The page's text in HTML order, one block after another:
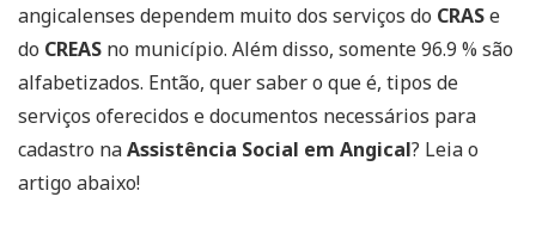
angicalenses dependem muito dos serviços do CRASe
do CREAS no município. Além disso, somente 96.9 % são
alfabetizados. Então, quer saber o que é, tipos de
serviços oferecidos e documentos necessários para
cadastro naAssistência Social em Angical? Leia o
artigo abaixo!